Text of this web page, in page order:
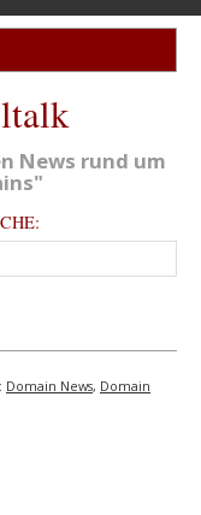
News rund um
Domain News, Domain